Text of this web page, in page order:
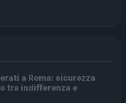
a Roma: sicurezza
tra indifferenza e